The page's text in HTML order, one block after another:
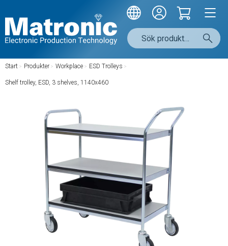
Start / Produkter / Workplace / ESD Trolleys /
Shelf trolley, ESD, 3 shelves, 1140x460